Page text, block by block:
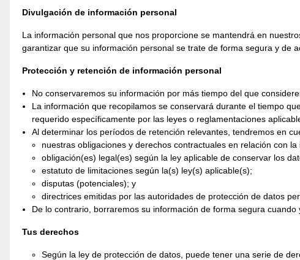
Divulgación de información personal
La información personal que nos proporcione se mantendrá en
garantizar que su información personal se trate de forma segura y de
Protección y retención de información personal
No conservaremos su información por más tiempo del que
La información que recopilamos se conservará durante el tiempo
requerido específicamente por las leyes o reglamentaciones
Al determinar los períodos de retención relevantes, tendremos en
nuestras obligaciones y derechos contractuales en relación con
obligación(es) legal(es) según la ley aplicable de conservar los
estatuto de limitaciones según la(s) ley(s) aplicable(s);
disputas (potenciales); y
directrices emitidas por las autoridades de protección de datos
De lo contrario, borraremos su información de forma segura cuando
Tus derechos
Según la ley de protección de datos, puede tener una serie de